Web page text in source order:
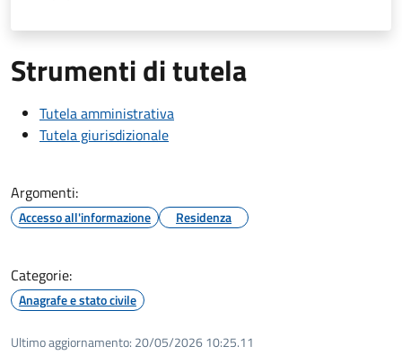
Strumenti di tutela
Tutela amministrativa
Tutela giurisdizionale
Argomenti:
Accesso all'informazione Residenza
Categorie:
Anagrafe e stato civile
Ultimo aggiornamento: 20/05/2026 10:25.11